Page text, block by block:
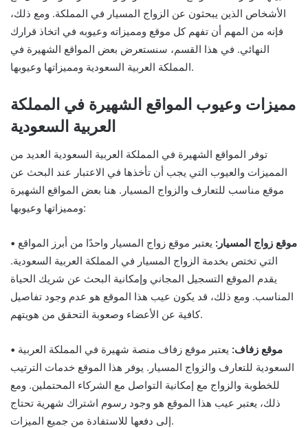
الأشخاص الذين يبحثون عن الزواج المسيار في المملكة. ومع ذلك،
فإنه من المهم أن تفهم كل موقع ومميزاته وعيوبه في اتخاذ قرارك
النهائي. في هذا القسم، سنستعرض بعض المواقع الشهيرة في
المملكة العربية السعودية ومميزاتها وعيوبها.
مميزات وعيوب المواقع الشهيرة في المملكة
العربية السعودية
توفر المواقع الشهيرة في المملكة العربية السعودية العديد من
المميزات والعيوب التي يجب أن تأخذها في الاعتبار عند البحث عن
موقع مناسب للتعارف والزواج المسيار. هنا بعض المواقع الشهيرة
ومميزاتها وعيوبها:
• موقع زواج المسيار: يعتبر موقع زواج المسيار واحدًا من أبرز المواقع
التي تختص بخدمة الزواج المسيار في المملكة العربية السعودية.
يقدم الموقع التسجيل المجاني وإمكانية البحث عن شريك الحياة
المناسب. ومع ذلك، قد يكون عيب هذا الموقع هو عدم وجود تفاصيل
كافية عن الأعضاء وصعوبة التحقق من هويتهم.
• موقع زفاف: يعتبر موقع زفاف منصة شهيرة في المملكة العربية
السعودية للتعارف والزواج المسيار. يوفر هذا الموقع خدمات الترتيب
للخطوبة والزواج مع إمكانية التواصل مع الشركاء المحتملين. ومع
ذلك، يعتبر عيب هذا الموقع هو وجود رسوم اشتراك شهرية تحتاج
إلى دفعها للاستفادة من جميع الميزات.